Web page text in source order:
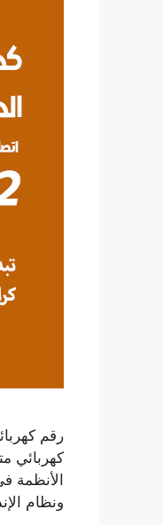
رقم
كهربائي
الأنظمة
ونظام